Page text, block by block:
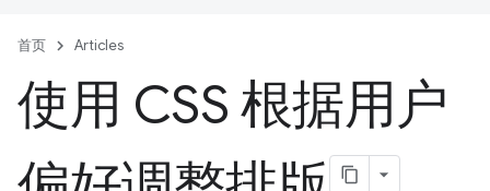
首页 Articles
使用 CSS 根据用户